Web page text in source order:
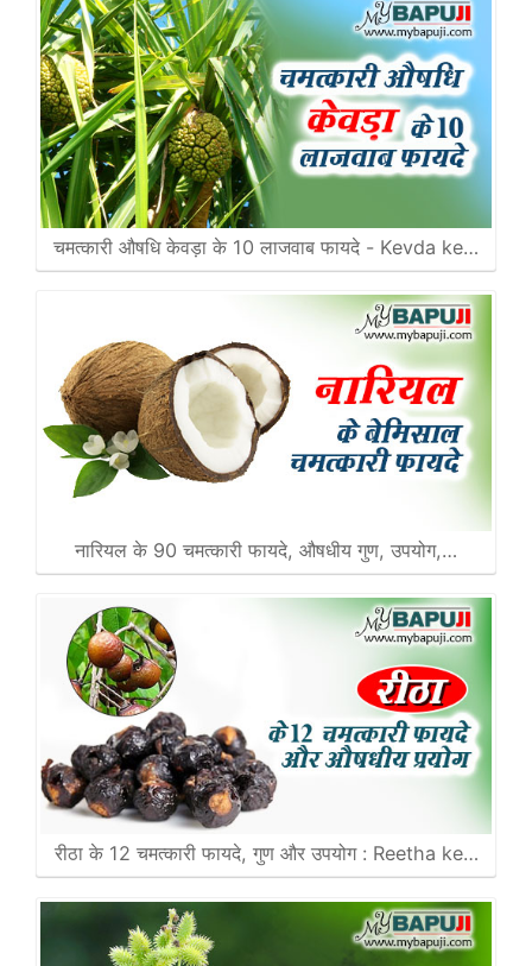
चमत्कारी औषधि केवड़ा के 10 लाजवाब फायदे - Kevda ke…
नारियल के 90 चमत्कारी फायदे, औषधीय गुण, उपयोग,…
रीठा के 12 चमत्कारी फायदे, गुण और उपयोग : Reetha ke…